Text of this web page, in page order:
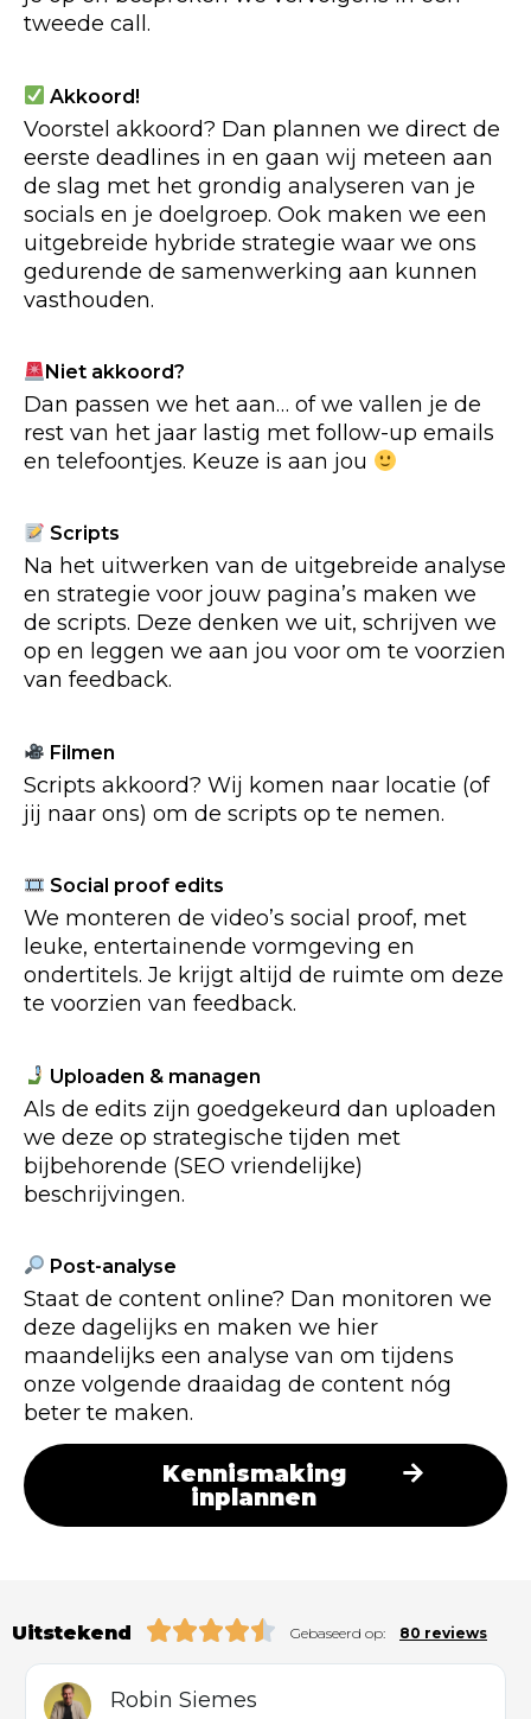
tweede call.
Akkoord!
Voorstel akkoord? Dan plannen we direct de
eerste deadlines in en gaan wij meteen aan
de slag met het grondig analyseren van je
socials en je doelgroep. Ook maken we een
uitgebreide hybride strategie waar we ons
gedurende de samenwerking aan kunnen
vasthouden.
Niet akkoord?
Dan passen we het aan… of we vallen je de
rest van het jaar lastig met follow-up emails
en telefoontjes. Keuze is aan jou
Scripts
Na het uitwerken van de uitgebreide analyse
en strategie voor jouw pagina’s maken we
de scripts. Deze denken we uit, schrijven we
op en leggen we aan jou voor om te voorzien
van feedback.
Filmen
Scripts akkoord? Wij komen naar locatie (of
jij naar ons) om de scripts op te nemen.
Social proof edits
We monteren de video’s social proof, met
leuke, entertainende vormgeving en
ondertitels. Je krijgt altijd de ruimte om deze
te voorzien van feedback.
Uploaden & managen
Als de edits zijn goedgekeurd dan uploaden
we deze op strategische tijden met
bijbehorende (SEO vriendelijke)
beschrijvingen.
Post-analyse
Staat de content online? Dan monitoren we
deze dagelijks en maken we hier
maandelijks een analyse van om tijdens
onze volgende draaidag de content nóg
beter te maken.
Kennismaking
inplannen
Uitstekend Gebaseerd op: 80 reviews
Robin Siemes